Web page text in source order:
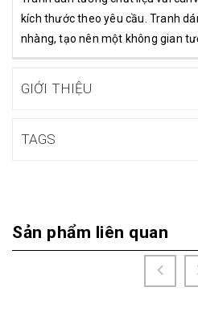
kích thước theo yêu cầu. Tranh
nhàng, tạo nên một không gian
GIỚI THIỆU
TAGS
Sản phẩm liên quan